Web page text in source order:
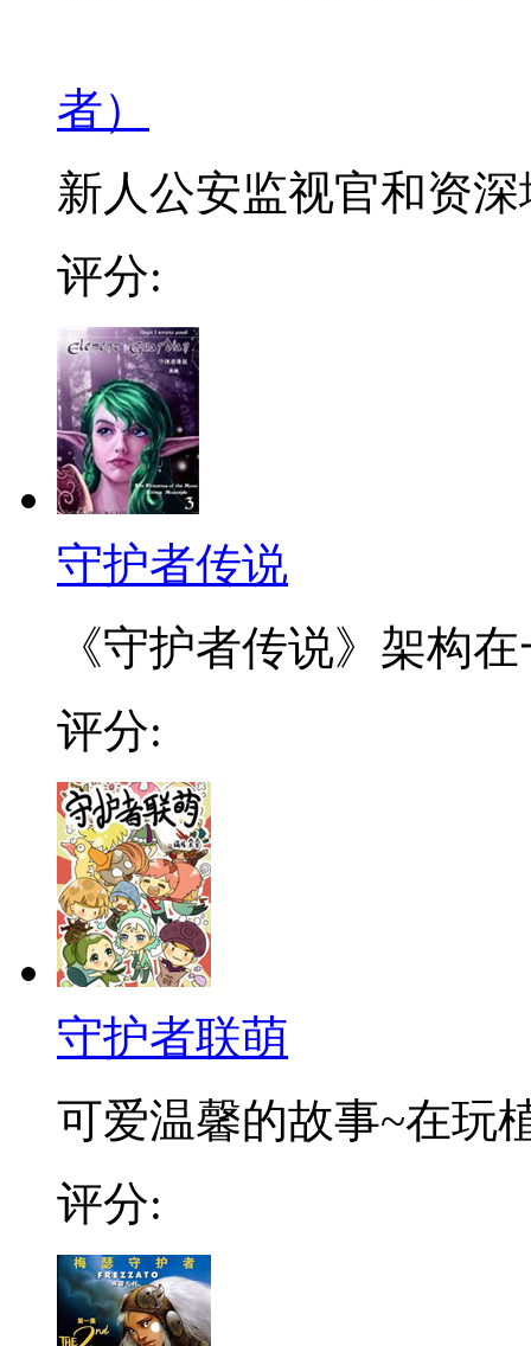
者）
新人公安监视官和资
评分:
守护者传说
《守护者传说》架构
评分:
守护者联萌
可爱温馨的故事~在玩
评分: